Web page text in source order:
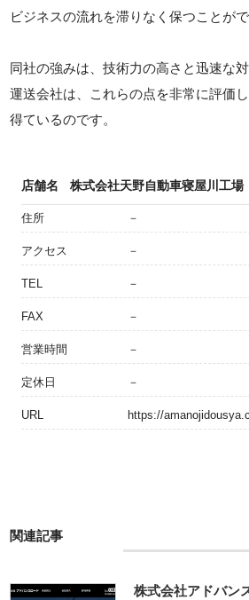
ビジネスの流れを滞りなく保つことがで
同社の強みは、技術力の高さと迅速な
運送会社は、これらの点を非常に評価
得ているのです。
店舗名 株式会社天野自動車寝屋川工場
住所 －
アクセス －
TEL －
FAX －
営業時間 －
定休日 －
URL https://
関連記事
株式会社アドバン